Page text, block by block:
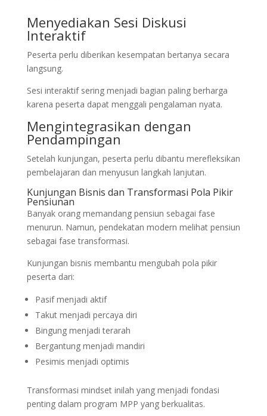
Menyediakan Sesi Diskusi
Interaktif
Peserta perlu diberikan kesempatan bertanya secara
langsung.
Sesi interaktif sering menjadi bagian paling berharga
karena peserta dapat menggali pengalaman nyata.
Mengintegrasikan dengan
Pendampingan
Setelah kunjungan, peserta perlu dibantu merefleksikan
pembelajaran dan menyusun langkah lanjutan.
Kunjungan Bisnis dan Transformasi Pola Pikir
Pensiunan
Banyak orang memandang pensiun sebagai fase
menurun. Namun, pendekatan modern melihat pensiun
sebagai fase transformasi.
Kunjungan bisnis membantu mengubah pola pikir
peserta dari:
Pasif menjadi aktif
Takut menjadi percaya diri
Bingung menjadi terarah
Bergantung menjadi mandiri
Pesimis menjadi optimis
Transformasi mindset inilah yang menjadi fondasi
penting dalam program MPP yang berkualitas.